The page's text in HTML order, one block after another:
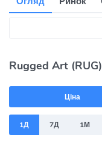
Rugged Art
Ціна
1Д 7Д 1М